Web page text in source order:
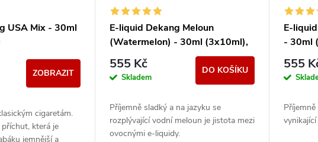
USA Mix - 30ml
ZOBRAZIT
cigaretám.
která je
jemnější a
E-liquid Dekang Meloun
(Watermelon) - 30ml (3x10ml),
0mg
555 Kč
Skladem
DO KOŠÍKU
Příjemně sladký a na jazyku se
rozplývající vodní meloun je jistota mezi
ovocnými e-liquidy.
E-
- 30ml
555